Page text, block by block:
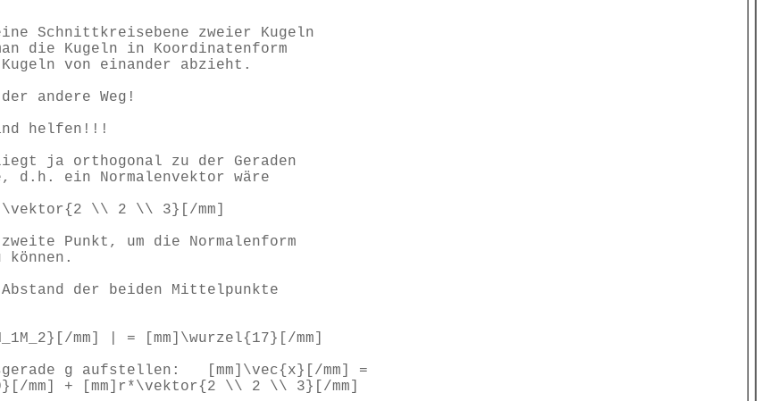
Schnittkreisebene zweier Kugeln
die Kugeln in Koordinatenform
von einander abzieht.
andere Weg!
helfen!!!
ja orthogonal zu der Geraden
d.h. ein Normalenvektor wäre
\\ 2 \\ 3}[/mm]
Punkt, um die Normalenform
der beiden Mittelpunkte
mm] | = [mm]\wurzel{17}[/mm]
g aufstellen: [mm]\vec{x}[/mm] =
mm] + [mm]r*\vektor{2 \\ 2 \\ 3}[/mm]